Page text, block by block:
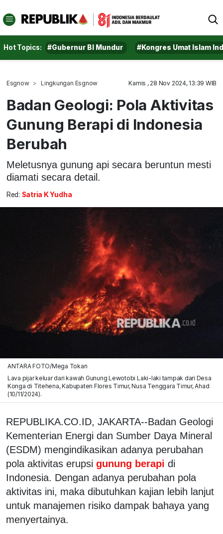
Hot Topics: #Gubernur BI Mundur #Kongres Umat Islam
Esgnow Lingkungan Esgnow Kamis , 28 Nov 2024, 13:39 WIB
Badan Geologi: Pola Aktivitas
Gunung Berapi di Indonesia
Berubah
Meletusnya gunung api secara beruntun mesti
diamati secara detail.
Red: Satria K Yudha
ANTARA FOTO/Mega Tokan
Lava pijar keluar dari kawah Gunung Lewotobi Laki-laki tampak dari Desa
Konga di Titehena, Kabupaten Flores Timur, Nusa Tenggara Timur, Ahad
(10/11/2024).
REPUBLIKA.CO.ID, JAKARTA--Badan Geologi
Kementerian Energi dan Sumber Daya Mineral
(ESDM) mengindikasikan adanya perubahan
pola aktivitas erupsi gunung berapi di
Indonesia. Dengan adanya perubahan pola
aktivitas ini, maka dibutuhkan kajian lebih lanjut
untuk manajemen risiko dampak bahaya yang
menyertainya.